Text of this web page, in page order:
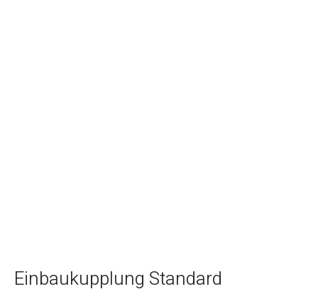
Einbaukupplung Standard